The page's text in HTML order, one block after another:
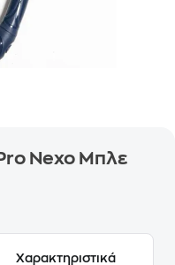
Nexo Μπλε
Χαρακτηριστικά